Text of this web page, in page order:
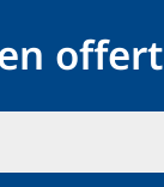
offert